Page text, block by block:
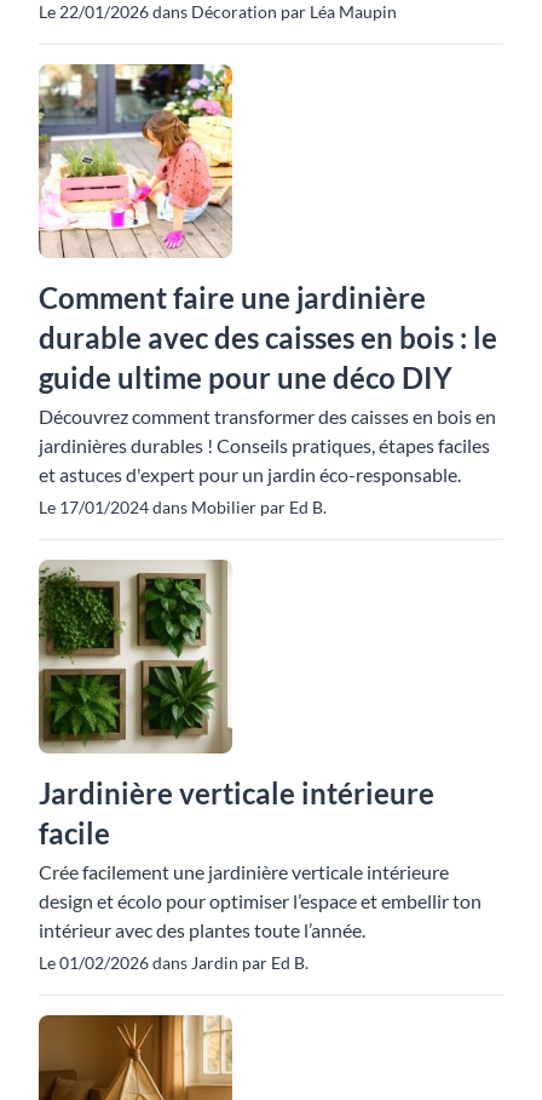
Le 22/01/2026 dans Décoration par Léa Maupin
Comment faire une jardinière
durable avec des caisses en bois : le
guide ultime pour une déco DIY
Découvrez comment transformer des caisses en bois en
jardinières durables ! Conseils pratiques, étapes faciles
et astuces d'expert pour un jardin éco-responsable.
Le 17/01/2024 dans Mobilier par Ed B.
Jardinière verticale intérieure
facile
Crée facilement une jardinière verticale intérieure
design et écolo pour optimiser l’espace et embellir ton
intérieur avec des plantes toute l’année.
Le 01/02/2026 dans Jardin par Ed B.